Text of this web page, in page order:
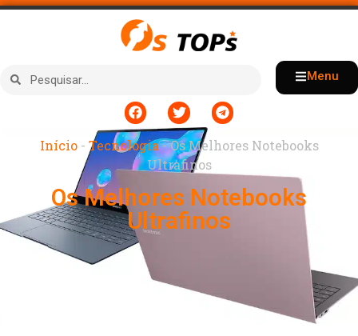
Menu
Início- Tecnologia-Os Melhores Notebooks
Ultrafinos
Os Melhores Notebooks
Ultrafinos